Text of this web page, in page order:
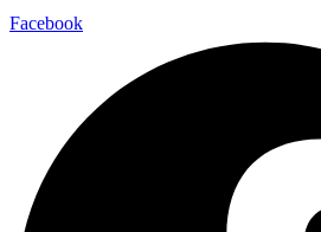
Facebook